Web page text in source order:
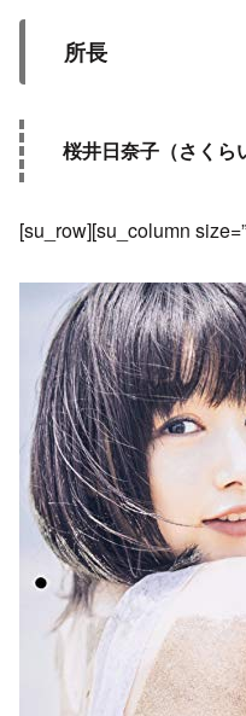
所長
桜井日奈子（さくら
[su_row][su_column